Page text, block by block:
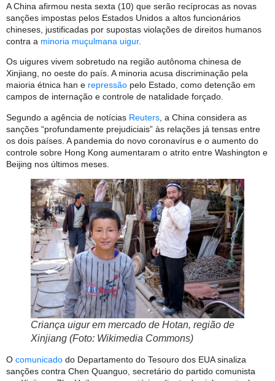
A China afirmou nesta sexta (10) que serão recíprocas as novas
sanções impostas pelos Estados Unidos a altos funcionários
chineses, justificadas por supostas violações de direitos humanos
contra a minoria muçulmana uigur.
Os uigures vivem sobretudo na região autônoma chinesa de
Xinjiang, no oeste do país. A minoria acusa discriminação pela
maioria étnica han e repressão pelo Estado, como detenção em
campos de internação e controle de natalidade forçado.
Segundo a agência de notícias Reuters , a China considera as
sanções “profundamente prejudiciais” às relações já tensas entre
os dois países. A pandemia do novo coronavírus e o aumento do
controle sobre Hong Kong aumentaram o atrito entre Washington e
Beijing nos últimos meses.
Criança uigur em mercado de Hotan, região de
Xinjiang (Foto: Wikimedia Commons)
O comunicado do Departamento do Tesouro dos EUA sinaliza
sanções contra Chen Quanguo, secretário do partido comunista